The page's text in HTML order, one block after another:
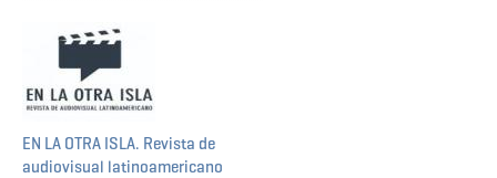
EN LA OTRA ISLA. Revista de
audiovisual latinoamericano